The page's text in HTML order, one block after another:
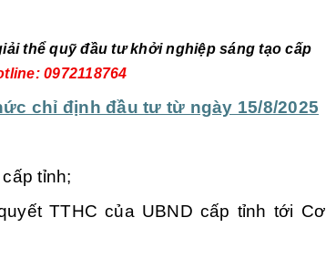
thể quỹ đầu tư khởi nghiệp sáng tạo cấp
0972118764
chỉ định đầu tư từ ngày 15/8/2025
tỉnh;
TTHC của UBND cấp tỉnh tới Cơ